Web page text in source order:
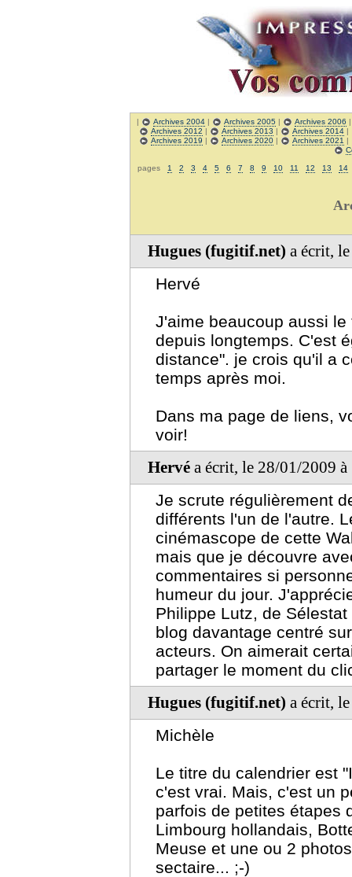
| Archives 2004 | Archives 2005 | Archives 2006
Archives 2012 | Archives 2013 | Archives 2014|
Archives 2019 | Archives 2020| Archives 2021 |
pages 1 2 3 4 5 6 7 8 9 10 11 12 13 14
Hugues (fugitif.net) a écrit,
Hervé
J'aime beaucoup aussi
depuis longtemps. C'est
distance". je crois qu'il a
temps après moi.
Dans ma page de liens,
voir!
Hervé a écrit, le 28/01/2009
Je scrute régulièrement
différents l'un de l'autre.
cinémascope de cette
mais que je découvre
commentaires si
humeur du jour.
Philippe Lutz, de
blog davantage centré
acteurs. On aimerait
partager le moment du
Hugues (fugitif.net) a écrit,
Michèle
Le titre du calendrier est
c'est vrai. Mais, c'est un
parfois de petites étapes
Limbourg hollandais,
Meuse et une ou 2
sectaire... ;-)